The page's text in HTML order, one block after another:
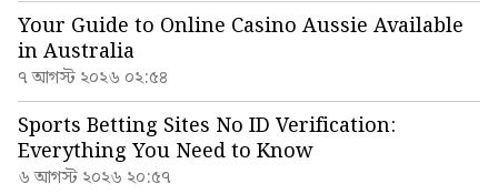
Your Guide to Online Casino Aussie Available
in Australia
৭ আগস্ট ২০২৬ ০২:৫৪
Sports Betting Sites No ID Verification:
Everything You Need to Know
৬ আগস্ট ২০২৬ ২০:৫৭